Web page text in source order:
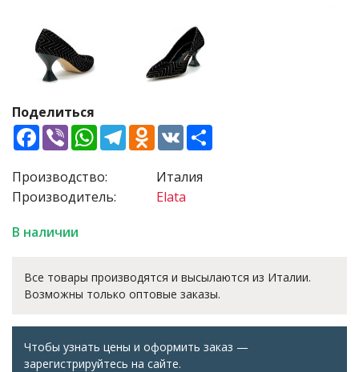
Поделиться
Facebook
ViberWhatsApp
TelegramOdnoklassniki
VK
Производство:
Производитель:
Италия
Elata
В наличии
Все товары производятся и высылаются из Италии.
Возможны только оптовые заказы.
Чтобы узнать цены и оформить заказ —
зарегистрируйтесь на сайте.